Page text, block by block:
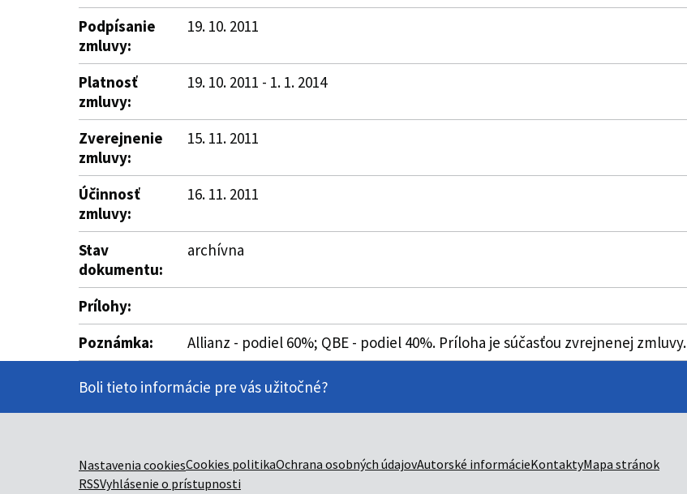
Podpísanie
zmluvy:
19. 10. 2011
Platnosť
zmluvy:
19. 10. 2011 - 1. 1. 2014
Zverejnenie
zmluvy:
15. 11. 2011
Účinnosť
zmluvy:
16. 11. 2011
Stav
dokumentu:
archívna
Prílohy:
Poznámka:
Allianz - podiel 60%; QBE - podiel 40%. Príloha je súčasťou zvrejnenej zmluvy.
Boli tieto informácie pre vás užitočné?
Nastavenia cookiesCookies politikaOchrana osobných údajovAutorské informácieKontaktyMapa stránok
RSSVyhlásenie o prístupnosti